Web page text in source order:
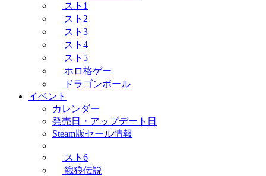
スト1
スト2
スト3
スト4
スト5
ホロ格ゲー
ドラゴンボール
イベント
カレンダー
発売日・アップデート日
Steam版セール情報
スト6
餓狼伝説